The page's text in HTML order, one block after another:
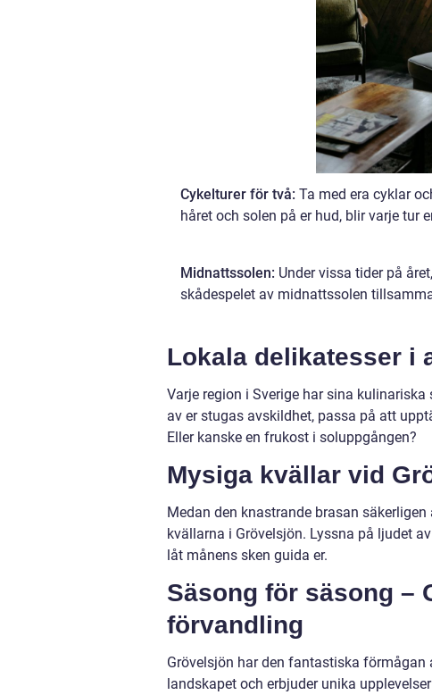
Cykelturer för två: Ta med era cyklar
håret och solen på er hud, blir varje tur
Midnattssolen: Under vissa tider på
skådespelet av midnattssolen
Lokala delikatesser i
Varje region i Sverige har sina
av er stugas avskildhet, passa på att
Eller kanske en frukost i soluppgången?
Mysiga kvällar vid
Medan den knastrande brasan
kvällarna i Grövelsjön. Lyssna på ljudet
låt månens sken guida er.
Säsong för säsong –
förvandling
Grövelsjön har den fantastiska
landskapet och erbjuder unika